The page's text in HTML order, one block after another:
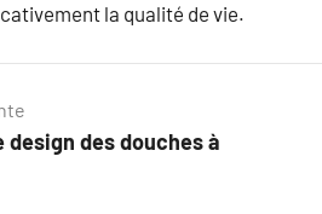
la qualité de vie.
design des douches à